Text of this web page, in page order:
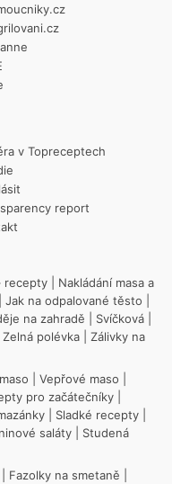
v Topreceptech
report
recepty
Nakládání masa a
Jak na odpalované těsto
na zahradě Svíčková
Zelná polévka
Zálivky na
Vepřové maso
pro začátečníky
Sladké recepty
saláty
Studená
Fazolky na smetaně